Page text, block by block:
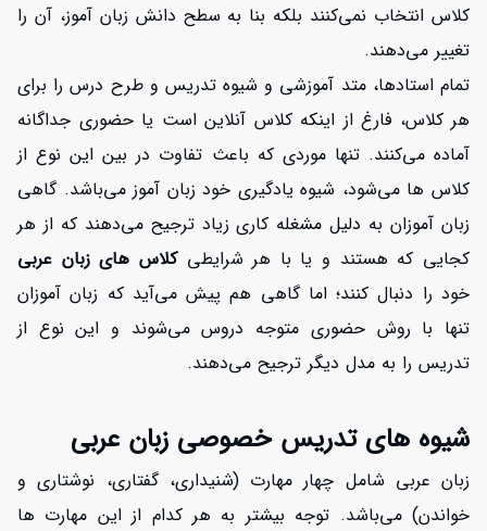
کلاس انتخاب نمی‌کنند بلکه بنا به سطح دانش زبان آموز، آن را
تغییر می‌دهند.
تمام استادها، متد آموزشی و شیوه تدریس و طرح درس را برای
هر کلاس، فارغ از اینکه کلاس آنلاین است یا حضوری جداگانه
آماده می‌کنند. تنها موردی که باعث تفاوت در بین این نوع از
کلاس ها می‌شود، شیوه یادگیری خود زبان آموز می‌باشد. گاهی
زبان آموزان به دلیل مشغله کاری زیاد ترجیح می‌دهند که از هر
کجایی که هستند و یا با هر شرایطی کلاس های زبان عربی
خود را دنبال کنند؛ اما گاهی هم پیش می‌آید که زبان آموزان
تنها با روش حضوری متوجه دروس می‌شوند و این نوع از
تدریس را به مدل دیگر ترجیح می‌دهند.
شیوه های تدریس خصوصی زبان عربی
زبان عربی شامل چهار مهارت (شنیداری، گفتاری، نوشتاری و
خواندن) می‌باشد. توجه بیشتر به هر کدام از این مهارت ها